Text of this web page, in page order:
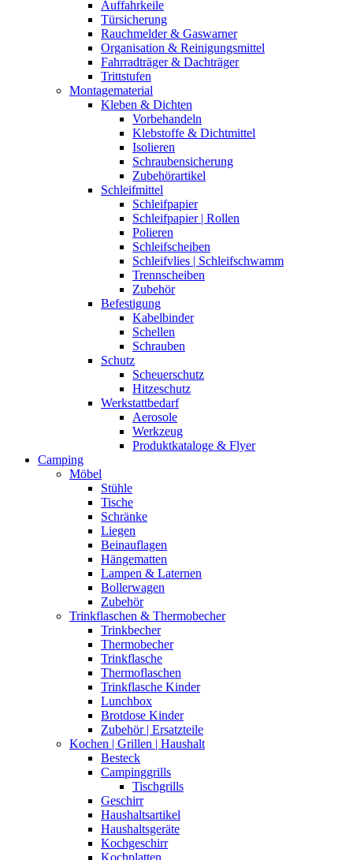
Auffahrkeile
Türsicherung
Rauchmelder & Gaswarner
Organisation & Reinigungsmittel
Fahrradträger & Dachträger
Trittstufen
Montagematerial
Kleben & Dichten
Vorbehandeln
Klebstoffe & Dichtmittel
Isolieren
Schraubensicherung
Zubehörartikel
Schleifmittel
Schleifpapier
Schleifpapier | Rollen
Polieren
Schleifscheiben
Schleifvlies | Schleifschwamm
Trennscheiben
Zubehör
Befestigung
Kabelbinder
Schellen
Schrauben
Schutz
Scheuerschutz
Hitzeschutz
Werkstattbedarf
Aerosole
Werkzeug
Produktkataloge & Flyer
Camping
Möbel
Stühle
Tische
Schränke
Liegen
Beinauflagen
Hängematten
Lampen & Laternen
Bollerwagen
Zubehör
Trinkflaschen & Thermobecher
Trinkbecher
Thermobecher
Trinkflasche
Thermoflaschen
Trinkflasche Kinder
Lunchbox
Brotdose Kinder
Zubehör | Ersatzteile
Kochen | Grillen | Haushalt
Besteck
Campinggrills
Tischgrills
Geschirr
Haushaltsartikel
Haushaltsgeräte
Kochgeschirr
Kochplatten